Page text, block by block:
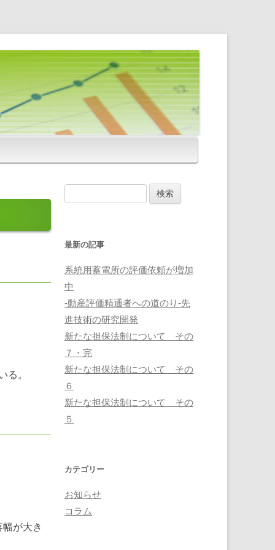
る。
が大き
検
索
最新の記事
系統用蓄電所の評価依頼が増加
中
-動産評価精通者への道のり-先
進技術の研究開発
新たな担保法制について その
７・完
新たな担保法制について その
６
新たな担保法制について その
５
カテゴリー
お知らせ
コラム